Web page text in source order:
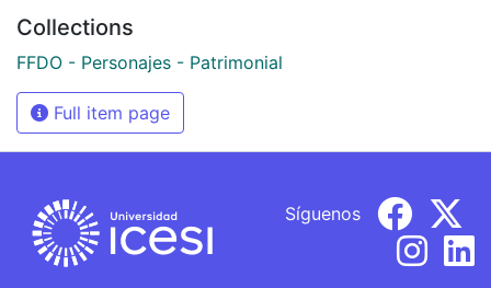
Collections
FFDO - Personajes - Patrimonial
Full item page
Síguenos